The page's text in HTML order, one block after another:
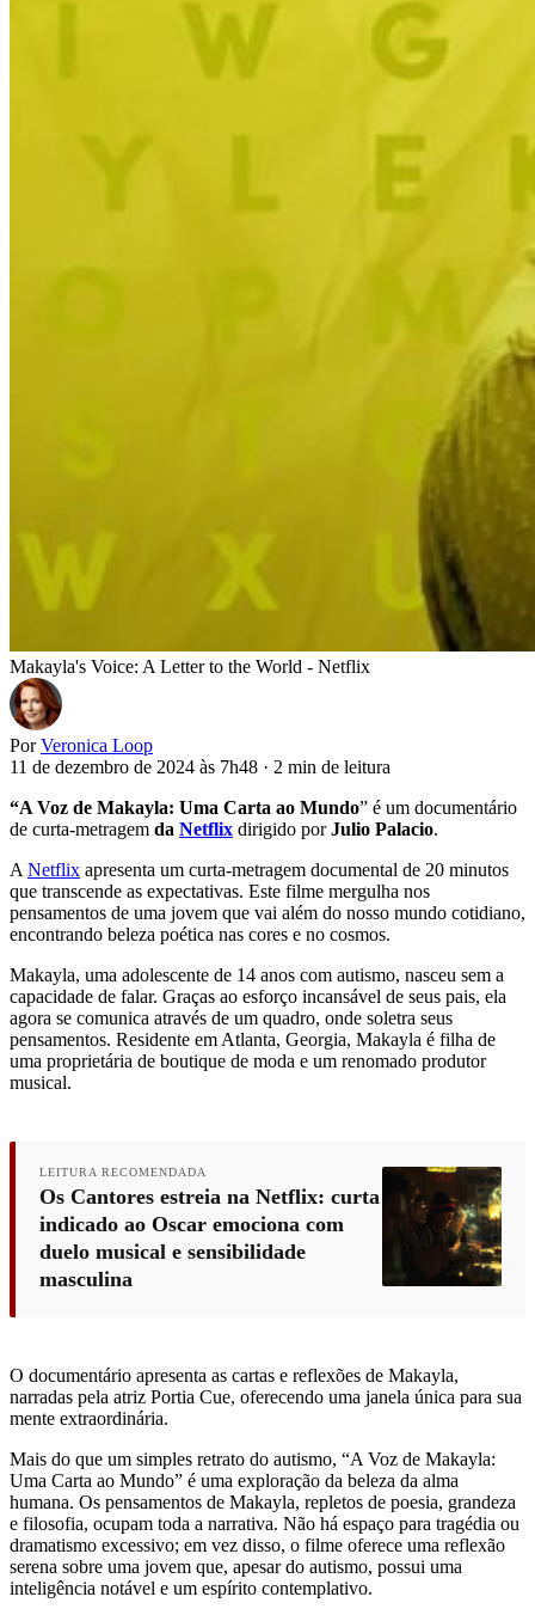
Makayla's Voice: A Letter to the World - Netflix
Por Veronica Loop
11 de dezembro de 2024 às 7h48 · 2 min de leitura
“A Voz de Makayla: Uma Carta ao Mundo” é um documentário
de curta-metragem da Netflix dirigido porJulio Palacio.
A Netflix apresenta um curta-metragem documental de 20 minutos
que transcende as expectativas. Este filme mergulha nos
pensamentos de uma jovem que vai além do nosso mundo cotidiano,
encontrando beleza poética nas cores e no cosmos.
Makayla, uma adolescente de 14 anos com autismo, nasceu sem a
capacidade de falar. Graças ao esforço incansável de seus pais, ela
agora se comunica através de um quadro, onde soletra seus
pensamentos. Residente em Atlanta, Georgia, Makayla é filha de
uma proprietária de boutique de moda e um renomado produtor
musical.
LEITURA RECOMENDADA
Os Cantores estreia na Netflix: curta
indicado ao Oscar emociona com
duelo musical e sensibilidade
masculina
O documentário apresenta as cartas e reflexões de Makayla,
narradas pela atriz Portia Cue, oferecendo uma janela única para sua
mente extraordinária.
Mais do que um simples retrato do autismo, “A Voz de Makayla:
Uma Carta ao Mundo” é uma exploração da beleza da alma
humana. Os pensamentos de Makayla, repletos de poesia, grandeza
e filosofia, ocupam toda a narrativa. Não há espaço para tragédia ou
dramatismo excessivo; em vez disso, o filme oferece uma reflexão
serena sobre uma jovem que, apesar do autismo, possui uma
inteligência notável e um espírito contemplativo.